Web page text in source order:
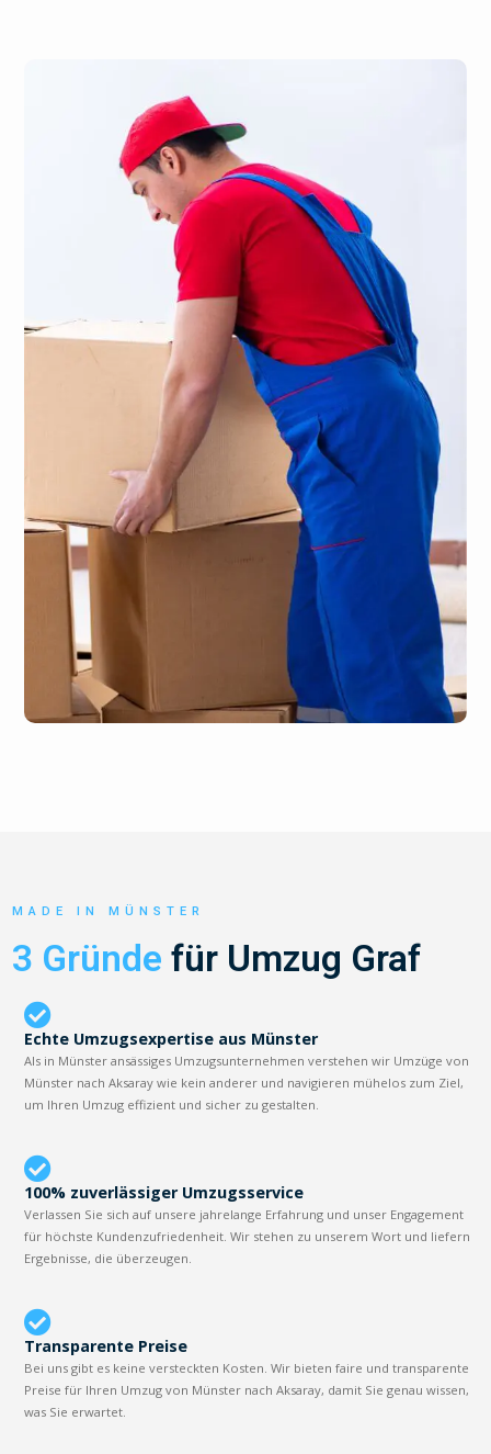
MADE IN MÜNSTER
3 Gründe für Umzug Graf
Echte Umzugsexpertise aus Münster
Als in Münster ansässiges Umzugsunternehmen verstehen wir Umzüge von
Münster nach Aksaray wie kein anderer und navigieren mühelos zum Ziel,
um Ihren Umzug effizient und sicher zu gestalten.
100% zuverlässiger Umzugsservice
Verlassen Sie sich auf unsere jahrelange Erfahrung und unser Engagement
für höchste Kundenzufriedenheit. Wir stehen zu unserem Wort und liefern
Ergebnisse, die überzeugen.
Transparente Preise
Bei uns gibt es keine versteckten Kosten. Wir bieten faire und transparente
Preise für Ihren Umzug von Münster nach Aksaray, damit Sie genau wissen,
was Sie erwartet.